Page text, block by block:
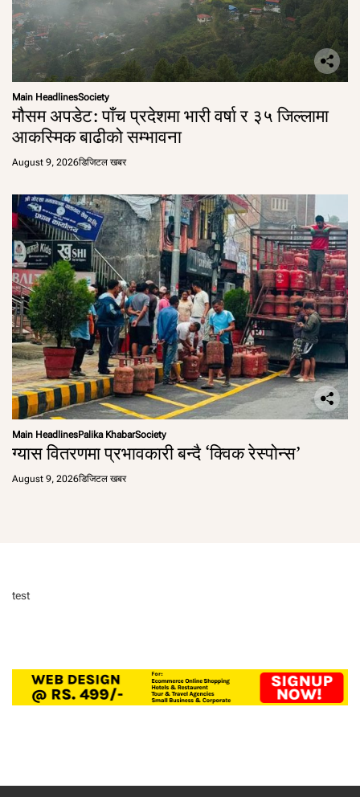
Main HeadlinesSociety
मौसम अपडेट: पाँच प्रदेशमा भारी वर्षा र ३५ जिल्लामा
आकस्मिक बाढीको सम्भावना
August 9, 2026डिजिटल खबर
Main HeadlinesPalika KhabarSociety
ग्यास वितरणमा प्रभावकारी बन्दै ‘क्विक रेस्पोन्स’
August 9, 2026डिजिटल खबर
test